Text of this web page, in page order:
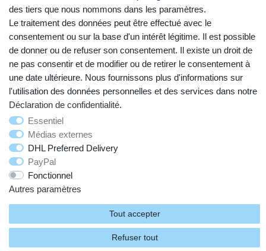
Droit de rétractation Mentions légales
Déclaration de confidentialité
Contact
© Copyright 2026 | Tous droits réservés.
des tiers que nous nommons dans les paramètres.
Le traitement des données peut être effectué avec le
consentement ou sur la base d'un intérêt légitime. Il est possible
de donner ou de refuser son consentement. Il existe un droit de
ne pas consentir et de modifier ou de retirer le consentement à
une date ultérieure. Nous fournissons plus d'informations sur
l'utilisation des données personnelles et des services dans notre
Déclaration de confidentialité.
Essentiel
Médias externes
DHL Preferred Delivery
PayPal
Fonctionnel
Autres paramètres
Tout accepter
Refuser tout